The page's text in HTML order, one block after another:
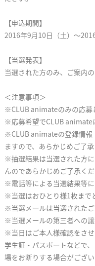
【申込期間】
2016年9月10日（土）〜
【当選発表】
当選された方のみ、ご案内
＜注意事項＞
※CLUB animateのみの応募
※応募希望でCLUB animate
※CLUB animateの登録情報
ますので、あらかじめご了承
※抽選結果は当選された方
んのであらかじめご了承くだ
※電話等による当選結果等に
※当選はおひとり様1枚まで
※当選メールは当選されたご
※当選メールの第三者への譲
※当日はご本人様確認をさ
学生証・パスポートなどで
場をお断りする場合がござ